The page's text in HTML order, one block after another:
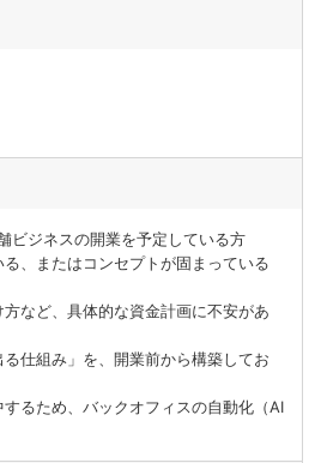
ビジネスの開業を予定している方
る、またはコンセプトが固まっている
方など、具体的な資金計画に不安があ
る仕組み」を、開業前から構築してお
するため、バックオフィスの自動化（AI